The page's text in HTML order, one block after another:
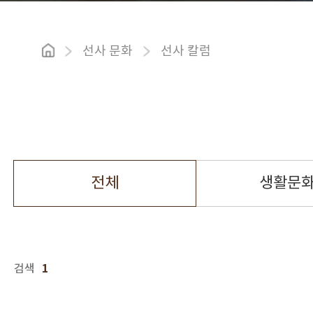
선사 문화 선사 칼럼
전체 생활문
검색 1